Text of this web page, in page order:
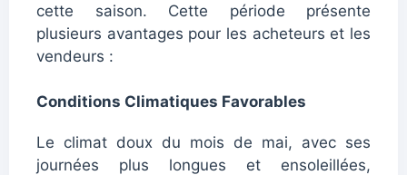
cette saison. Cette période présente
plusieurs avantages pour les acheteurs et les
vendeurs :
Conditions Climatiques Favorables
Le climat doux du mois de mai, avec ses
journées plus longues et ensoleillées,